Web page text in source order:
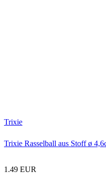
Trixie
Trixie Rasselball aus Stoff ø
1.49 EUR